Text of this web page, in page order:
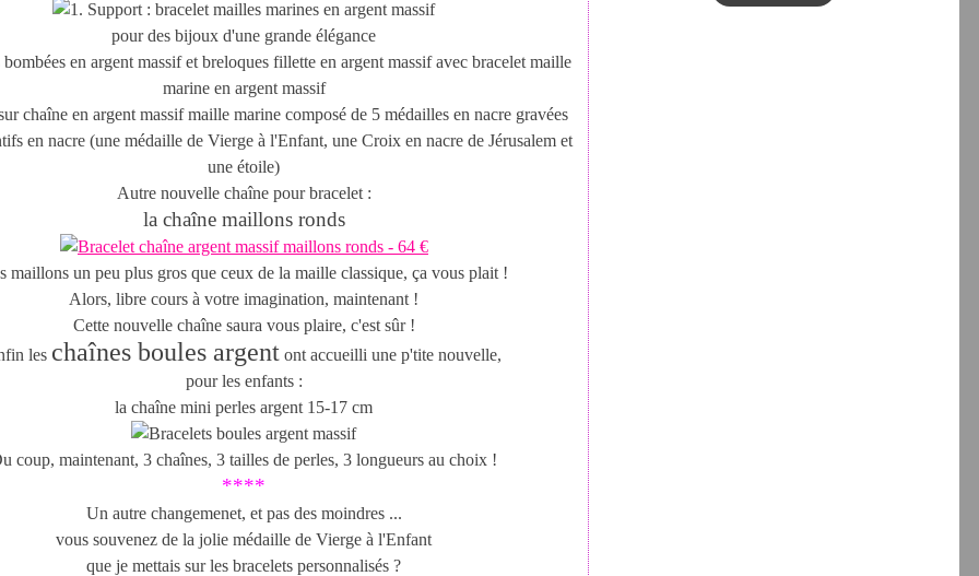
pour des bijoux d'une grande élégance
Autre nouvelle chaîne pour bracelet :
la chaîne maillons ronds
maillons un peu plus gros que ceux de la maille classique, ça vous plait !
Alors, libre cours à votre imagination, maintenant !
Cette nouvelle chaîne saura vous plaire, c'est sûr !
les chaînes boules argent ont accueilli une p'tite nouvelle,
pour les enfants :
la chaîne mini perles argent 15-17 cm
coup, maintenant, 3 chaînes, 3 tailles de perles, 3 longueurs au choix !
****
Un autre changemenet, et pas des moindres ...
vous souvenez de la jolie médaille de Vierge à l'Enfant
que je mettais sur les bracelets personnalisés ?